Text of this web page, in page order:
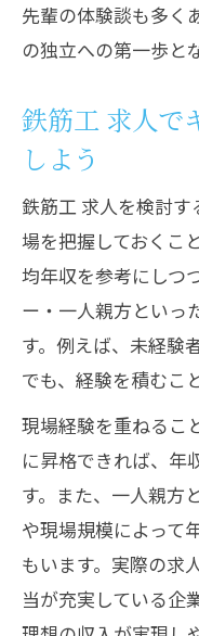
先輩の体験談も多く
の独立への第一歩と
鉄筋工 求人で
しよう
鉄筋工 求人を検討
場を把握しておくこ
均年収を参考にしつ
ー・一人親方といっ
す。例えば、未経験
でも、経験を積むこ
現場経験を重ねるこ
に昇格できれば、年
す。また、一人親方
や現場規模によって
もいます。実際の求
当が充実している企